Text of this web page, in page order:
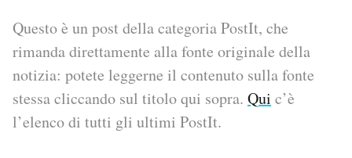
Economia
Sport
Altrecose
Mondiali calcio 2026
PODCAST
Questo è un post della categoria PostIt, che
rimanda direttamente alla fonte originale della
notizia: potete leggerne il contenuto sulla fonte
stessa cliccando sul titolo qui sopra. Qui c’è
l’elenco di tutti gli ultimi PostIt.